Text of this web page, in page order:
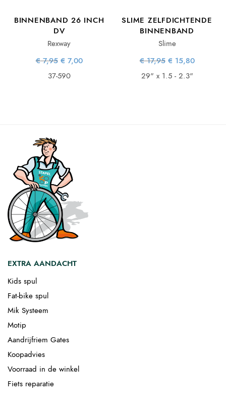
BINNENBAND 26 INCH
DV
Rexway
€7,95 Oorspronkelijke
prijs was:
€ 7,00Huidige
37-590
SLIME ZELFDICHTENDE
BINNENBAND
Slime
€17,95 Oorspronkelijke
prijs was:
€ 17,95.
€ 15,80
29" x 1.5 - 2.3"
EXTRA AANDACHT
Kids spul
Fat-bike spul
Mik Systeem
Motip
Aandrijfriem Gates
Koopadvies
Voorraad in de winkel
Fiets reparatie